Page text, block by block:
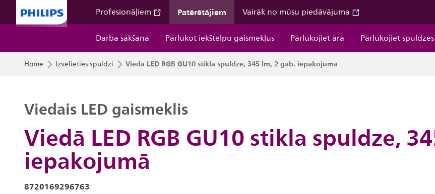
Profesionāļiem Patērētājiem Vairāk no mūsu piedāvājuma
Darba sākšana
Pārlūkot iekštelpu gaismekļus Pārlūkojiet āra Pārlūkojiet spuldzes
Home Izvēlieties spuldzi Viedā LED RGB GU10 stikla spuldze, 345 lm, 2 gab. iepakojumā
Viedā LED RGB GU10 stikla spuldze,
iepakojumā
Viedais LED gaismeklis
8720169296763